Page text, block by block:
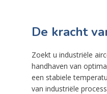
De kracht
Zoekt u industriële
handhaven van
een stabiele
van industriële